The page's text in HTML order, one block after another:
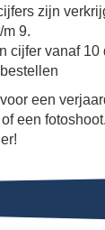
zijn
9.
cijfer vanaf 10
een
een